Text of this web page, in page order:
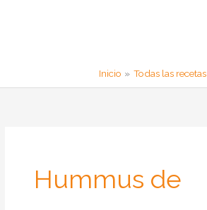
Inicio Todas las recetas
Hummus de